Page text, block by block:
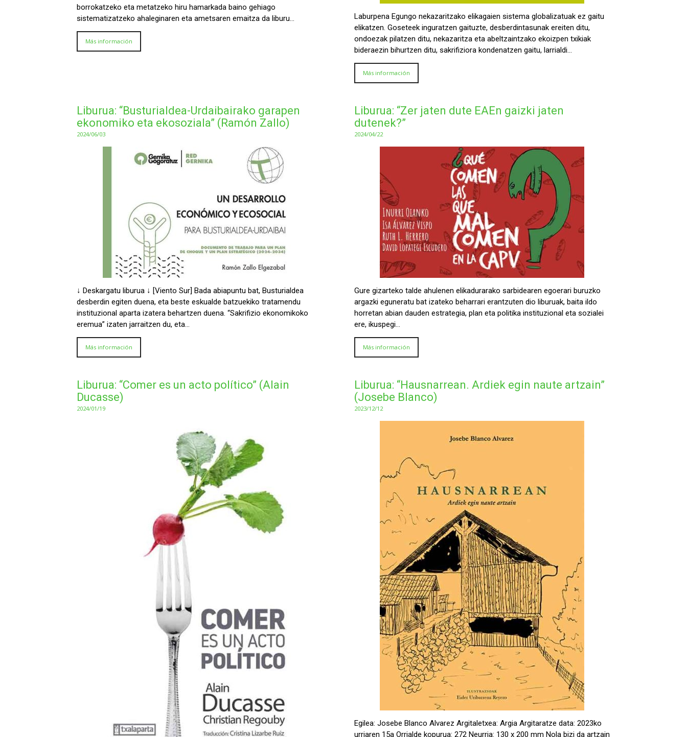
borrokatzeko eta metatzeko hiru hamarkada baino gehiago
sistematizatzeko ahaleginaren eta ametsaren emaitza da liburu…
Más información
Laburpena Egungo nekazaritzako elikagaien sistema globalizatuak ez gaitu
elikatzen. Goseteek inguratzen gaituzte, desberdintasunak ereiten ditu,
ondoezak pilatzen ditu, nekazaritza eta abeltzaintzako ekoizpen txikiak
bideraezin bihurtzen ditu, sakrifiziora kondenatzen gaitu, larrialdi…
Más información
Liburua: “Busturialdea-Urdaibairako garapen
ekonomiko eta ekosoziala” (Ramón Zallo)
2024/06/03
↓ Deskargatu liburua ↓ [Viento Sur] Bada abiapuntu bat, Busturialdea
desberdin egiten duena, eta beste eskualde batzuekiko tratamendu
instituzional aparta izatera behartzen duena. “Sakrifizio ekonomikoko
eremua” izaten jarraitzen du, eta…
Más información
Liburua: “Zer jaten dute EAEn gaizki jaten
dutenek?”
2024/04/22
Gure gizarteko talde ahulenen elikadurarako sarbidearen egoerari buruzko
argazki eguneratu bat izateko beharrari erantzuten dio liburuak, baita ildo
horretan abian dauden estrategia, plan eta politika instituzional eta sozialei
ere, ikuspegi…
Más información
Liburua: “Comer es un acto político” (Alain
Ducasse)
2024/01/19
Liburua: “Hausnarrean. Ardiek egin naute artzain”
(Josebe Blanco)
2023/12/12
Egilea: Josebe Blanco Alvarez Argitaletxea: Argia Argitaratze data: 2023ko
urriaren 15a Orrialde kopurua: 272 Neurria: 130 x 200 mm Nola bizi da artzain